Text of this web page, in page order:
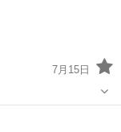
7月15日